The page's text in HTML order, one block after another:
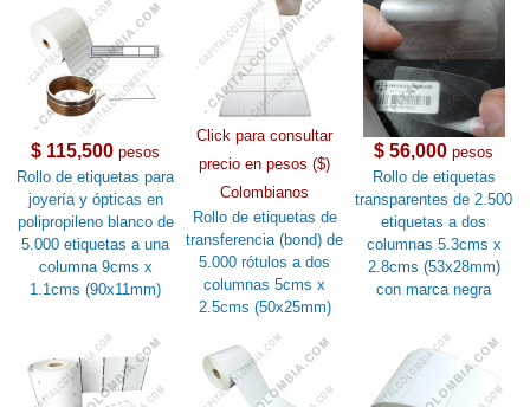
$ 115,500 pesos
Rollo de etiquetas para
joyería y ópticas en
polipropileno blanco de
5.000 etiquetas a una
columna 9cms x
1.1cms (90x11mm)
Click para consultar
precio en pesos ($)
Colombianos
Rollo de etiquetas de
transferencia (bond) de
5.000 rótulos a dos
columnas 5cms x
2.5cms (50x25mm)
$ 56,000 pesos
Rollo de etiquetas
transparentes de 2.500
etiquetas a dos
columnas 5.3cms x
2.8cms (53x28mm)
con marca negra